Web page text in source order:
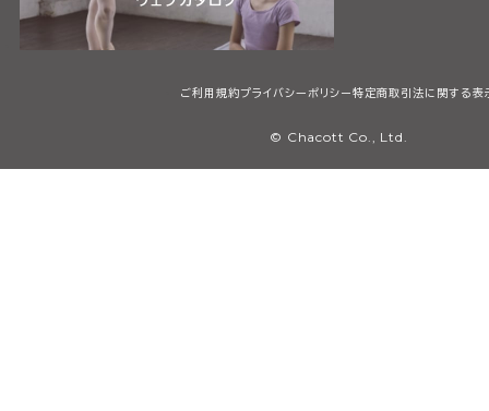
ご利用規約プライバシーポリシー特定商取引法に関する表
© Chacott Co., Ltd.